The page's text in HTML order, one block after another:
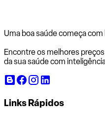
Uma boa saúde começa com
Encontre os melhores
da sua saúde com
Links Rápidos